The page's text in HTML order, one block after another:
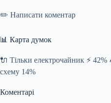
✏️ Написати коментар
📊 Карта думок
🔌 Тільки електрочайник ⚡️
схему 14%
Коментарі